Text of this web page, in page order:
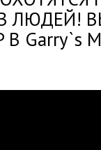
ЛЮДЕЙ!
Garry`s